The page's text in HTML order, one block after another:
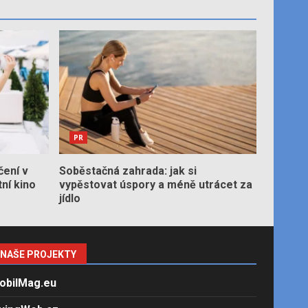
v
kino
PR
Soběstačná zahrada: jak si
vypěstovat úspory a méně utrácet za
jídlo
NAŠE PROJEKTY